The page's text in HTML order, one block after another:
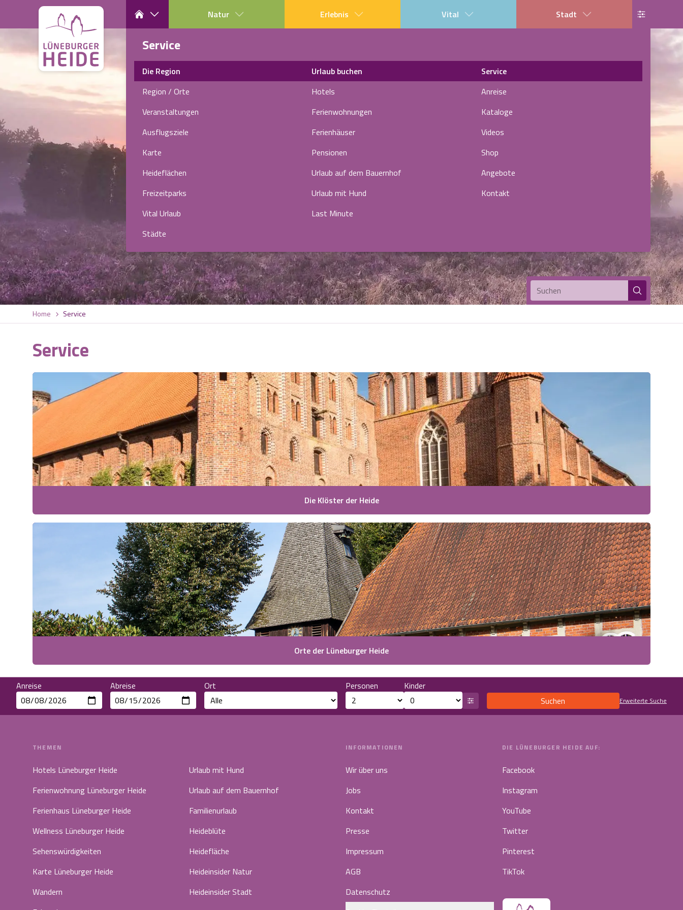
Service
Die Region
Region / Orte
Veranstaltungen
Ausflugsziele
Karte
Heideflächen
Freizeitparks
Vital Urlaub
Städte
Urlaub buchen
Hotels
Ferienwohnungen
Ferienhäuser
Pensionen
Urlaub auf dem Bauernhof
Urlaub mit Hund
Last Minute
Service
Anreise
Kataloge
Videos
Shop
Angebote
Kontakt
Natur Erlebnis Vital Stadt
Suchen
Home Service
Service
Die Klöster der Heide
Orte der Lüneburger Heide
Anreise Abreise Ort Personen
Kinder
Suchen
Erweiterte Suche
THEMEN
Hotels Lüneburger Heide
Ferienwohnung Lüneburger Heide
Ferienhaus Lüneburger Heide
Wellness Lüneburger Heide
Sehenswürdigkeiten
Karte Lüneburger Heide
Wandern
Urlaub mit Hund
Urlaub auf dem Bauernhof
Familienurlaub
Heideblüte
Heidefläche
Heideinsider Natur
Heideinsider Stadt
INFORMATIONEN
Wir über uns
Jobs
Kontakt
Presse
Impressum
AGB
Datenschutz
DIE LÜNEBURGER HEIDE AUF:
Facebook
Instagram
YouTube
Twitter
Pinterest
TikTok